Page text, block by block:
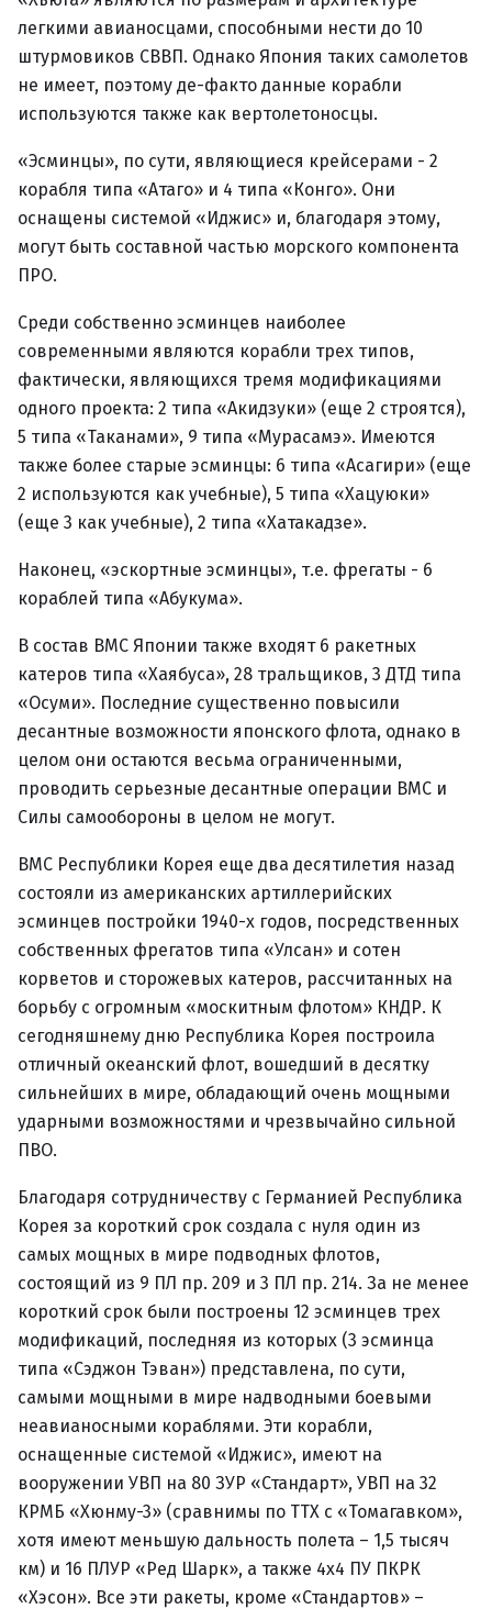
легкими авианосцами, способными нести до 10
штурмовиков СВВП. Однако Япония таких самолетов
не имеет, поэтому де-факто данные корабли
используются также как вертолетоносцы.
«Эсминцы», по сути, являющиеся крейсерами - 2
корабля типа «Атаго» и 4 типа «Конго». Они
оснащены системой «Иджис» и, благодаря этому,
могут быть составной частью морского компонента
ПРО.
Среди собственно эсминцев наиболее
современными являются корабли трех типов,
фактически, являющихся тремя модификациями
одного проекта: 2 типа «Акидзуки» (еще 2 строятся),
5 типа «Таканами», 9 типа «Мурасамэ». Имеются
также более старые эсминцы: 6 типа «Асагири» (еще
2 используются как учебные), 5 типа «Хацуюки»
(еще 3 как учебные), 2 типа «Хатакадзе».
Наконец, «эскортные эсминцы», т.е. фрегаты - 6
кораблей типа «Абукума».
В состав ВМС Японии также входят 6 ракетных
катеров типа «Хаябуса», 28 тральщиков, 3 ДТД типа
«Осуми». Последние существенно повысили
десантные возможности японского флота, однако в
целом они остаются весьма ограниченными,
проводить серьезные десантные операции ВМС и
Силы самообороны в целом не могут.
ВМС Республики Корея еще два десятилетия назад
состояли из американских артиллерийских
эсминцев постройки 1940-х годов, посредственных
собственных фрегатов типа «Улсан» и сотен
корветов и сторожевых катеров, рассчитанных на
борьбу с огромным «москитным флотом» КНДР. К
сегодняшнему дню Республика Корея построила
отличный океанский флот, вошедший в десятку
сильнейших в мире, обладающий очень мощными
ударными возможностями и чрезвычайно сильной
ПВО.
Благодаря сотрудничеству с Германией Республика
Корея за короткий срок создала с нуля один из
самых мощных в мире подводных флотов,
состоящий из 9 ПЛ пр. 209 и 3 ПЛ пр. 214. За не менее
короткий срок были построены 12 эсминцев трех
модификаций, последняя из которых (3 эсминца
типа «Сэджон Тэван») представлена, по сути,
самыми мощными в мире надводными боевыми
неавианосными кораблями. Эти корабли,
оснащенные системой «Иджис», имеют на
вооружении УВП на 80 ЗУР «Стандарт», УВП на 32
КРМБ «Хюнму-3» (сравнимы по ТТХ с «Томагавком»,
хотя имеют меньшую дальность полета – 1,5 тысяч
км) и 16 ПЛУР «Ред Шарк», а также 4х4 ПУ ПКРК
«Хэсон». Все эти ракеты, кроме «Стандартов» –